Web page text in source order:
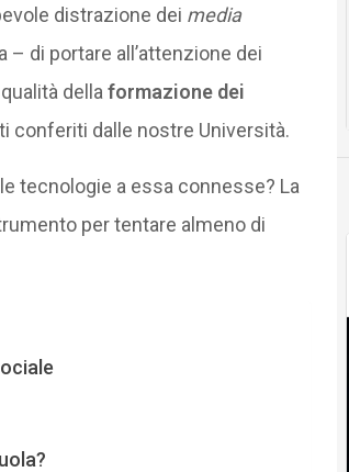
distrazione dei media
di portare all’attenzione dei
della formazione dei
conferiti dalle nostre Università.
tecnologie a essa connesse? La
per tentare almeno di